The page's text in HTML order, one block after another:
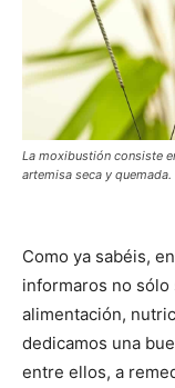
La moxibustión consiste
artemisa seca y quemada.
Como ya sabéis, en
informaros no
alimentación,
dedicamos una
entre ellos, a